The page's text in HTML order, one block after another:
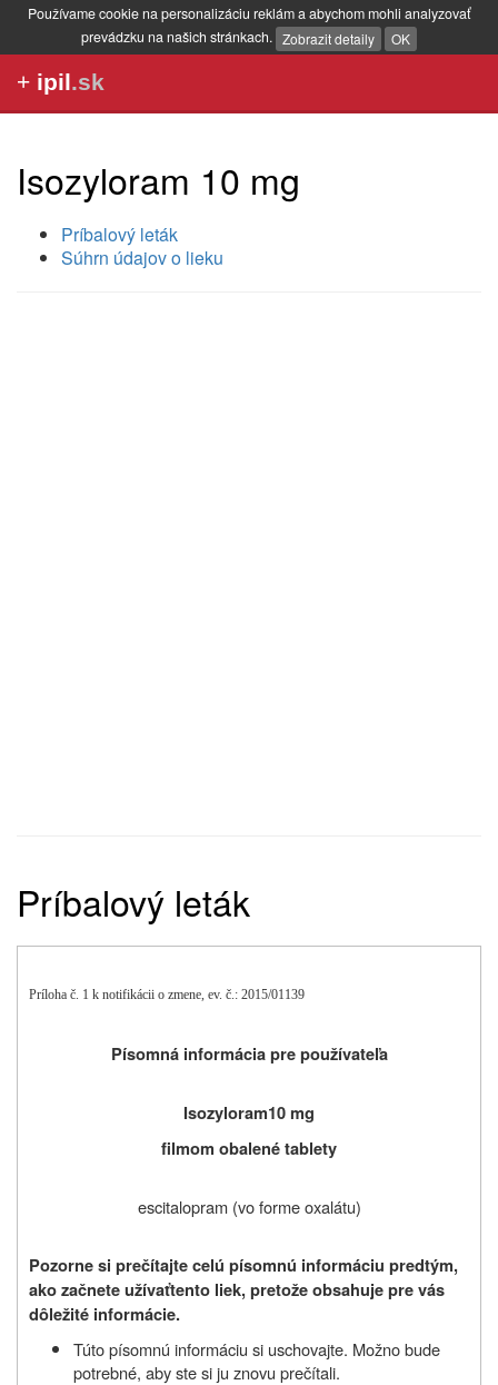
Používame cookie na personalizáciu reklám a abychom mohli analyzovať
prevádzku na našich stránkach. Zobrazit detaily OK
+ ipil.sk
Isozyloram 10 mg
Príbalový leták
Súhrn údajov o lieku
Príbalový leták
Príloha č. 1 k notifikácii o zmene, ev. č.: 2015/01139
Písomná informácia pre používateľa
Isozyloram10 mg
filmom obalené tablety
escitalopram (vo forme oxalátu)
Pozorne si prečítajte celú písomnú informáciu predtým,
ako začnete užívaťtento liek, pretože obsahuje pre vás
dôležité informácie.
Túto písomnú informáciu si uschovajte. Možno bude
potrebné, aby ste si ju znovu prečítali.